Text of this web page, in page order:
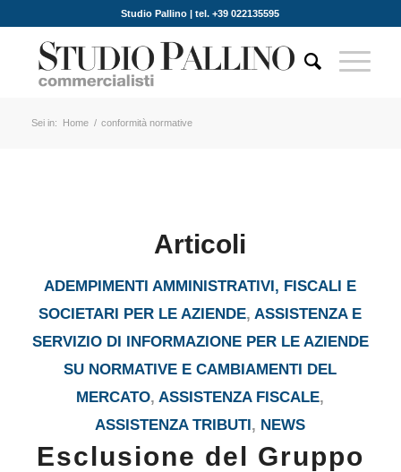
Studio Pallino | tel. +39 022135595
Sei in: Home / conformità normative
Articoli
ADEMPIMENTI AMMINISTRATIVI, FISCALI E
SOCIETARI PER LE AZIENDE,ASSISTENZA E
SERVIZIO DI INFORMAZIONE PER LE AZIENDE
SU NORMATIVE E CAMBIAMENTI DEL
MERCATO,ASSISTENZA FISCALE,
ASSISTENZA TRIBUTI, NEWS
Esclusione del Gruppo